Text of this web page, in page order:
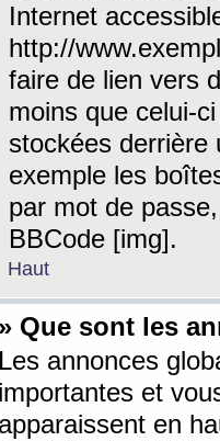
Internet
http://
faire de lien vers
moins que celui-
stockées derrière
exemple les
par mot de
BBCode [img].
Haut
» Que sont les
Les annonces
importantes et
apparaissent en